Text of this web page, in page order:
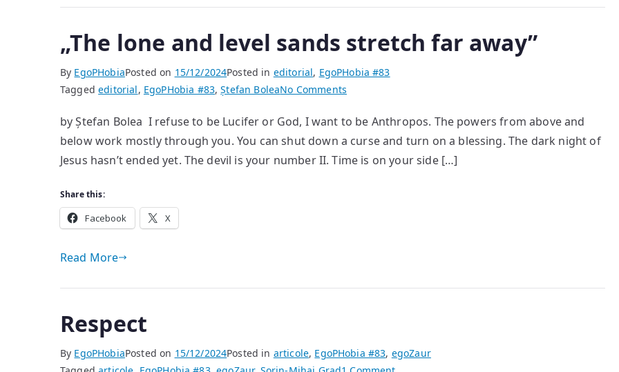
„The lone and level sands stretch far away”
By EgoPHobiaPosted on 15/12/2024Posted in editorial, EgoPHobia #83
Taggededitorial, EgoPHobia #83,Ștefan BoleaNo Comments
lone
and
level
by Ștefan Bolea I refuse to be Lucifer or God, I want to be Anthropos. The powers from above and
below work mostly through you. You can shut down a curse and turn on a blessing. The dark night of
Jesus hasn’t ended yet. The devil is your number II. Time is on your side […]
Share this:
Facebook X
Read More
Respect
By EgoPHobiaPosted on 15/12/2024Posted in articole, EgoPHobia #83, egoZaur